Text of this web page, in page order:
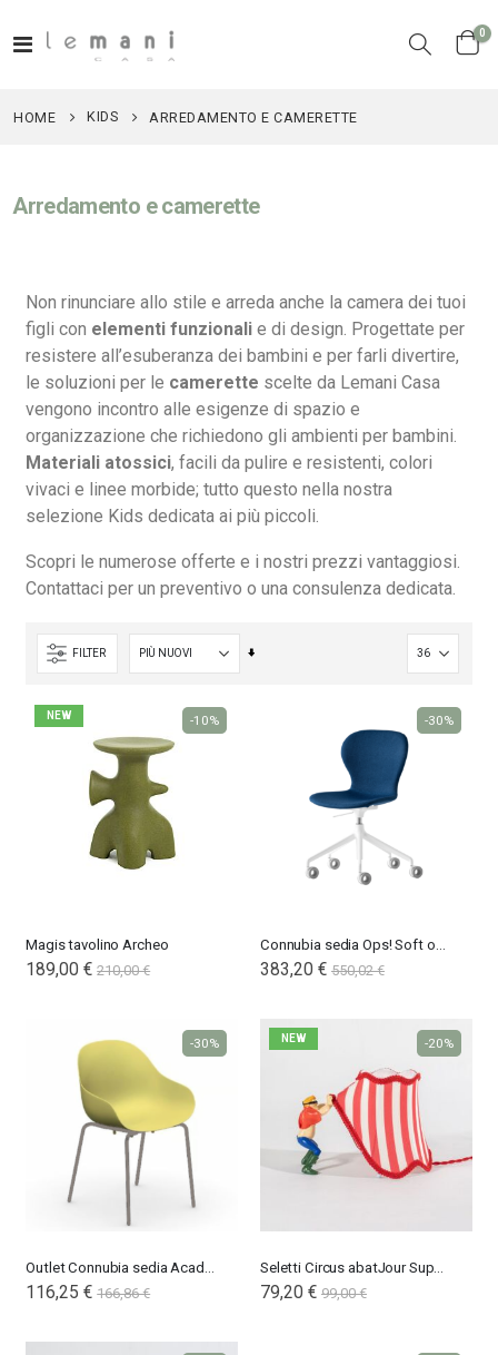
Toggle
Cart
0
HOME KIDS ARREDAMENTO E CAMERETTE
Arredamento e camerette
Non rinunciare allo stile e arreda anche la camera dei tuoi
figli con elementi funzionali e di design. Progettate per
resistere all’esuberanza dei bambini e per farli divertire,
le soluzioni per le camerette scelte da Lemani Casa
vengono incontro alle esigenze di spazio e
organizzazione che richiedono gli ambienti per bambini.
Materiali atossici, facili da pulire e resistenti, colori
vivaci e linee morbide; tutto questo nella nostra
selezione Kids dedicata ai più piccoli.
Scopri le numerose offerte e i nostri prezzi vantaggiosi.
Contattaci per un preventivo o una consulenza dedicata.
FILTER
Imposta
NEW
Magis tavolino Archeo
189,00 € 210,00 €
-10%
383,20 € 550,02 €
-30%
116,25 € 166,86 €
-30% NEW
Special
Price
79,20 € 99,00 €
-20%
Nardi poltrona Folio Rocking
201,65 €
246,00 € -18%
Nardi poltrona Folio Rocking
-18%